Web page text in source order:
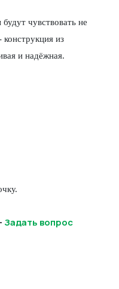
чувствовать не
конструкция из
и надёжная.
Задать вопрос